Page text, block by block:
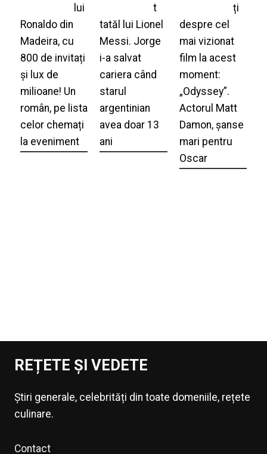
lui
Ronaldo din
Madeira, cu
800 de invitați
și lux de
milioane! Un
român, pe lista
celor chemați
la eveniment
t
tatăl lui Lionel
Messi. Jorge
i-a salvat
cariera când
starul
argentinian
avea doar 13
ani
ți
despre cel
mai vizionat
film la acest
moment:
„Odyssey”.
Actorul Matt
Damon, șanse
mari pentru
Oscar
REȚETE ȘI VEDETE
Știri generale, celebrități din toate domeniile, rețete
culinare.
Contact